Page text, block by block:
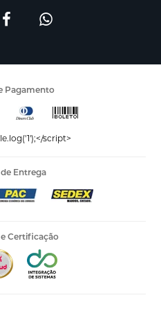
Pagamento
script>
Entrega
Certificação